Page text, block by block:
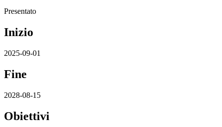
Presentato
Inizio
2025-09-01
Fine
2028-08-15
Obiettivi